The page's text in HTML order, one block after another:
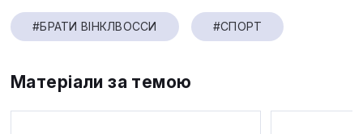
#БРАТИ ВІНКЛВОССИ #СПОРТ
Матеріали за темою